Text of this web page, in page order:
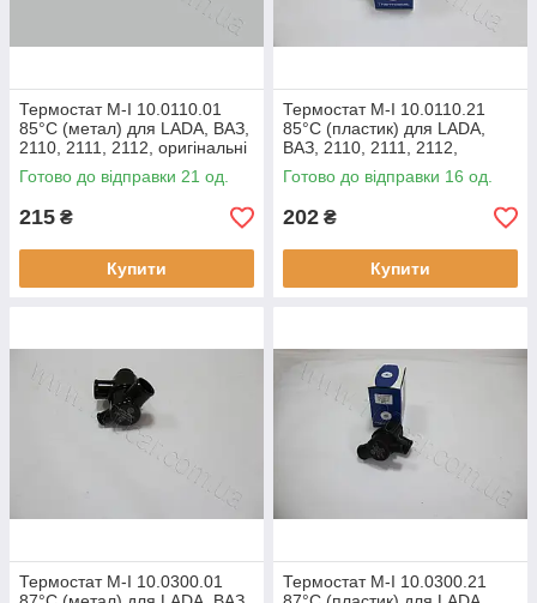
Термостат M-I 10.0110.01
85°C (метал) для LADA, ВАЗ,
2110, 2111, 2112, оригінальні
номери: 211201306010,
21100130601000,
Готово до відправки 21 од.
215 ₴
Купити
Термостат M-I 10.0110.21
85°C (пластик) для LADA,
ВАЗ, 2110, 2111, 2112,
оригінальні номери:
211201306010,
Готово до відправки 16 од.
202 ₴
Купити
Термостат M-I 10.0300.01
Термостат M-I 10.0300.21